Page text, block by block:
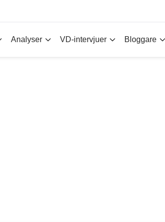
Analyser VD-intervjuer Bloggare